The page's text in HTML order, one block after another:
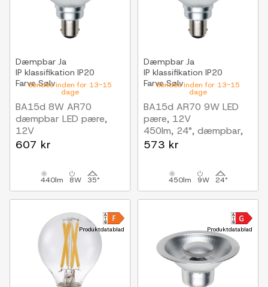
Sendes inden for 13-15
dage
Dæmpbar Ja
IP klassifikation IP20
FarveSølv
BA15d 8W AR70
dæmpbar LED pære,
12V
DimToWarm, 2000-
607 kr
440lm 8W 35°
Sendes inden for 13-15
dage
Dæmpbar Ja
IP klassifikation IP20
FarveSølv
BA15d AR70 9W LED
pære, 12V
450lm, 24°, dæmpbar,
varm hvid
573 kr
450lm 9W 24°
Produktdatablad Produktdatablad